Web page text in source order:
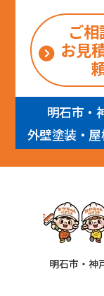
ご相
お見
明石市・
外壁塗装・
明石市・神